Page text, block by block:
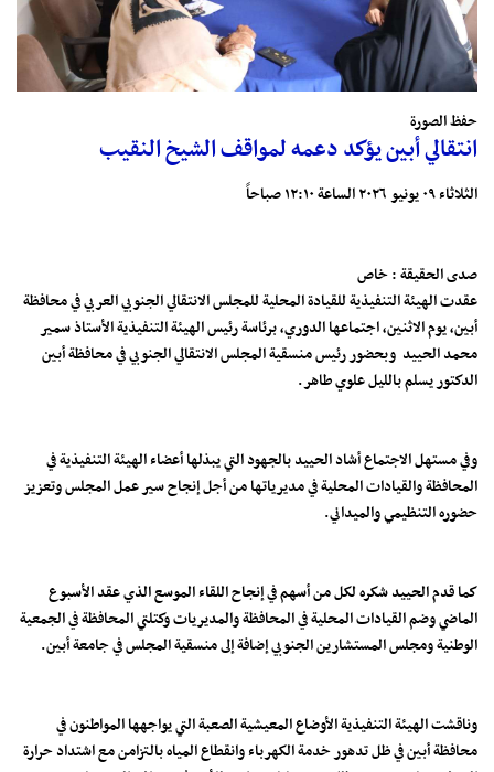
حفظ الصورة
انتقالي أبين يؤكد دعمه لمواقف الشيخ النقيب
الثلاثاء ٠٩ يونيو ٢٠٢٦ الساعة ١٢:١٠ صباحاً
صدى الحقيقة : خاص
عقدت الهيئة التنفيذية للقيادة المحلية للمجلس الانتقالي الجنوبي العربي في محافظة
أبين، يوم الاثنين، اجتماعها الدوري، برئاسة رئيس الهيئة التنفيذية الأستاذ سمير
محمد الحييد وبحضور رئيس منسقية المجلس الانتقالي الجنوبي في محافظة أبين
الدكتور يسلم بالليل علوي طاهر.
وفي مستهل الاجتماع أشاد الحييد بالجهود التي يبذلها أعضاء الهيئة التنفيذية في
المحافظة والقيادات المحلية في مديرياتها من أجل إنجاح سير عمل المجلس وتعزيز
حضوره التنظيمي والميداني.
كما قدم الحييد شكره لكل من أسهم في إنجاح اللقاء الموسع الذي عقد الأسبوع
الماضي وضم القيادات المحلية في المحافظة والمديريات وكتلتي المحافظة في الجمعية
الوطنية ومجلس المستشارين الجنوبي إضافة إلى منسقية المجلس في جامعة أبين.
وناقشت الهيئة التنفيذية الأوضاع المعيشية الصعبة التي يواجهها المواطنون في
محافظة أبين في ظل تدهور خدمة الكهرباء وانقطاع المياه بالتزامن مع اشتداد حرارة